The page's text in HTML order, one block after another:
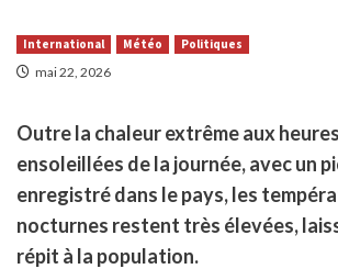
International Météo Politiques
mai 22, 2026
Outre la chaleur extrême aux
ensoleillées de la journée, avec un
enregistré dans le pays, les
nocturnes restent très élevées,
répit à la population.